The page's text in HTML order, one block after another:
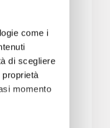
come i
di scegliere
momento